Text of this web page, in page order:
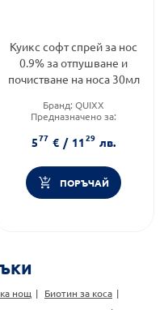
Куикс софт спрей за нос
0.9% за отпушване и
почистване на носа 30мл
Бранд: QUIXX
Предназначено за:
Форма на продукта:спрей
577 € / 1129 лв.
ПОРЪЧАЙ
нощ
Биотин за коса